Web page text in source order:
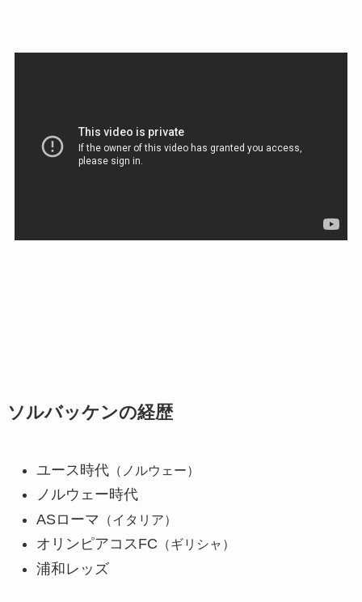
ソルバッケンの経歴
ユース時代（ノルウェー）
ノルウェー時代
ASローマ （イタリア）
オリンピアコスFC （ギリシャ）
浦和レッズ